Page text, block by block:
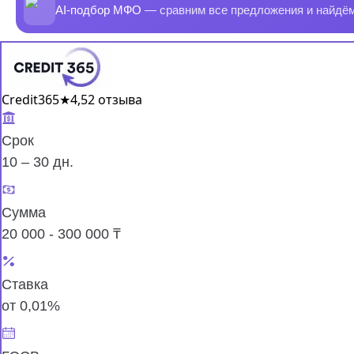
AI-подбор МФО — сравним все предложения и
Credit365★4,52 отзыва
Срок
10 – 30 дн.
Сумма
20 000 - 300 000 ₸
Ставка
от 0,01%